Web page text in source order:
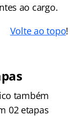
ao cargo.
Volte ao topo!
também
02 etapas